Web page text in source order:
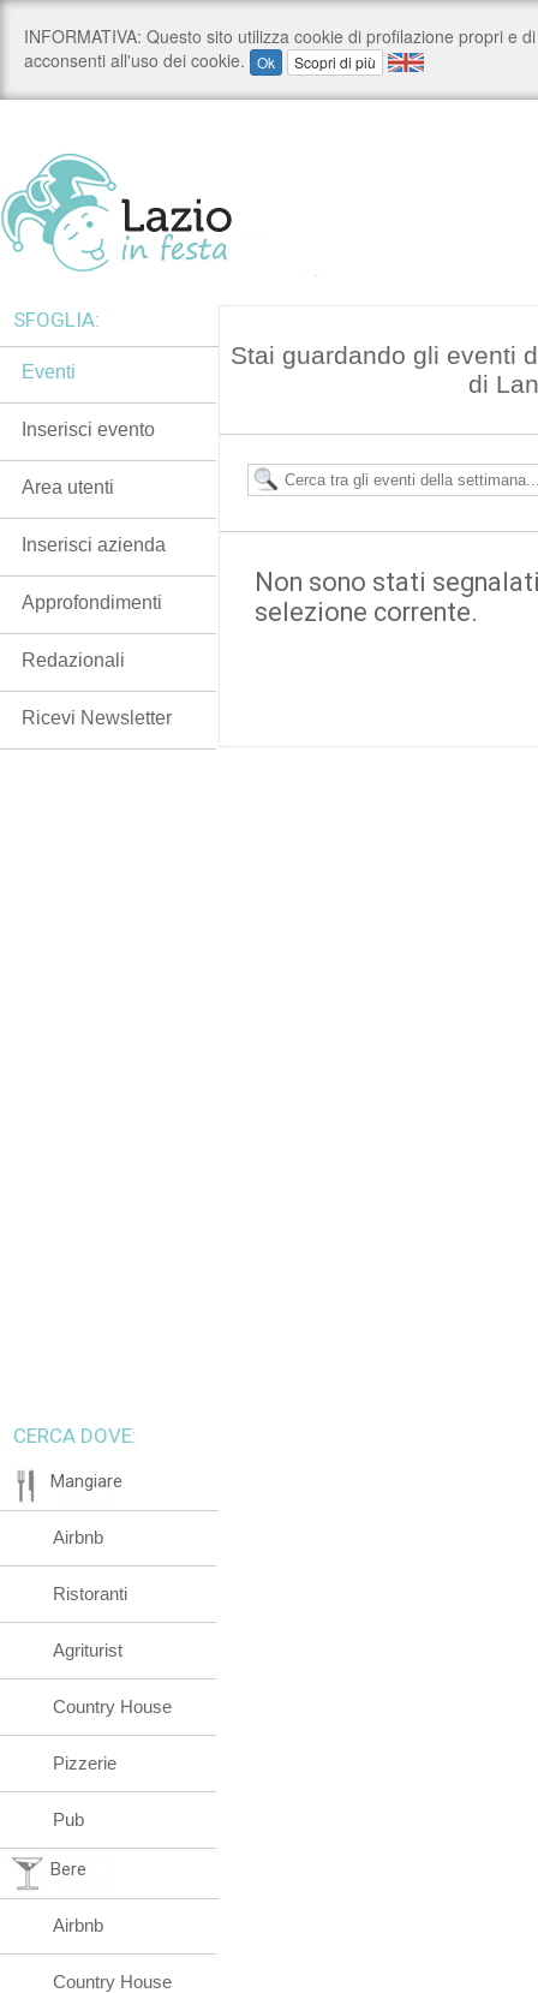
Stai guardando gli eventi
di
Non sono stati
selezione corrente.
SFOGLIA:
Eventi
Inserisci evento
Area utenti
Inserisci azienda
Approfondimenti
Redazionali
Ricevi Newsletter
CERCA DOVE:
Mangiare
Airbnb
Ristoranti
Agriturist
Country House
Pizzerie
Pub
Bere
Airbnb
Country House